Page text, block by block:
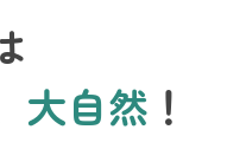
大自然 ！